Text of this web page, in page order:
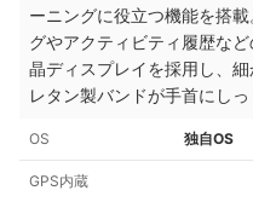
ーニングに役立つ機能を搭
グやアクティビティ履歴な
晶ディスプレイを採用し、
レタン製バンドが手首にしっ
OS 独自OS
GPS内蔵